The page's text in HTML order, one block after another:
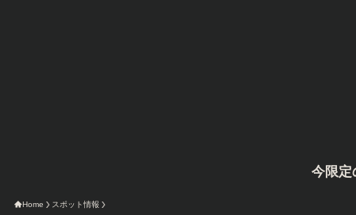
今限定のAmazon
Home スポット情報